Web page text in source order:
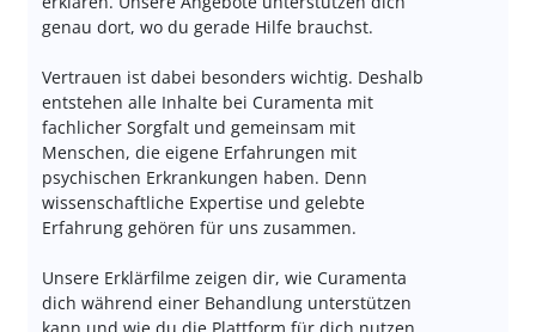
genau dort, wo du gerade Hilfe brauchst.
Vertrauen ist dabei besonders wichtig. Deshalb
entstehen alle Inhalte bei Curamenta mit
fachlicher Sorgfalt und gemeinsam mit
Menschen, die eigene Erfahrungen mit
psychischen Erkrankungen haben. Denn
wissenschaftliche Expertise und gelebte
Erfahrung gehören für uns zusammen.
Unsere Erklärfilme zeigen dir, wie Curamenta
dich während einer Behandlung unterstützen